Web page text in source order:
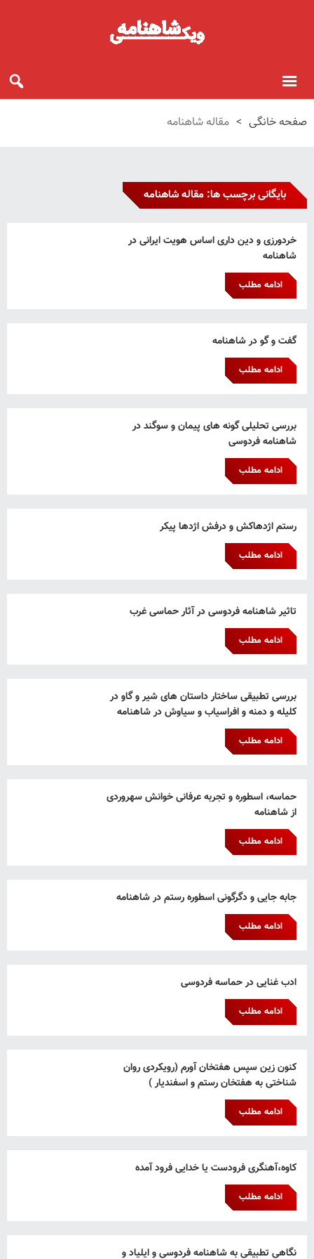
صفحه خانگی > مقاله شاهنامه
بایگانی برچسب ها: مقاله شاهنامه
خردورزی و دین داری اساس هویت ایرانی در
شاهنامه
ادامه مطلب
گفت و گو در شاهنامه
ادامه مطلب
بررسی تحلیلی گونه های پیمان و سوگند در
شاهنامه فردوسی
ادامه مطلب
رستم اژدهاکش و درفش اژدها پیکر
ادامه مطلب
تاثیر شاهنامه فردوسی در آثار حماسی غرب
ادامه مطلب
بررسی تطبیقی ساختار داستان های شیر و گاو در
کلیله و دمنه و افراسیاب و سیاوش در شاهنامه
ادامه مطلب
حماسه، اسطوره و تجربه عرفانی خوانش سهروردی
از شاهنامه
ادامه مطلب
جابه جایی و دگرگونی اسطوره رستم در شاهنامه
ادامه مطلب
ادب غنایی در حماسه فردوسی
ادامه مطلب
کنون زین سپس هفتخان آورم (رویکردی روان
شناختی به هفتخان رستم و اسفندیار )
ادامه مطلب
کاوه،آهنگری فرودست یا خدایی فرود آمده
ادامه مطلب
نگاهی تطبیقی به شاهنامه فردوسی و ایلیاد و